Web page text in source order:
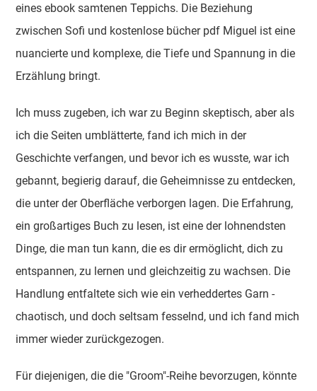
eines ebook samtenen Teppichs. Die Beziehung
zwischen Sofi und kostenlose bücher pdf Miguel ist eine
nuancierte und komplexe, die Tiefe und Spannung in die
Erzählung bringt.
Ich muss zugeben, ich war zu Beginn skeptisch, aber als
ich die Seiten umblätterte, fand ich mich in der
Geschichte verfangen, und bevor ich es wusste, war ich
gebannt, begierig darauf, die Geheimnisse zu entdecken,
die unter der Oberfläche verborgen lagen. Die Erfahrung,
ein großartiges Buch zu lesen, ist eine der lohnendsten
Dinge, die man tun kann, die es dir ermöglicht, dich zu
entspannen, zu lernen und gleichzeitig zu wachsen. Die
Handlung entfaltete sich wie ein verheddertes Garn -
chaotisch, und doch seltsam fesselnd, und ich fand mich
immer wieder zurückgezogen.
Für diejenigen, die die "Groom"-Reihe bevorzugen, könnte